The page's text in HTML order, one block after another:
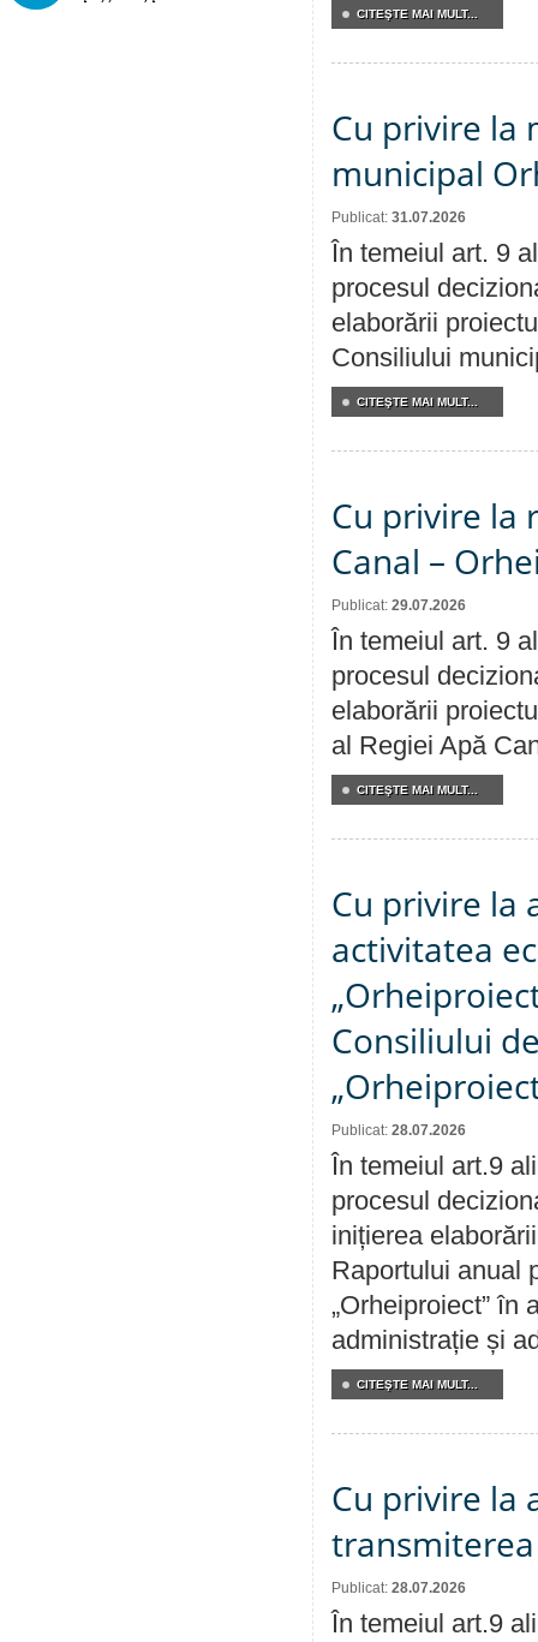
CITEŞTE MAI MULT...
Cu privire la
municipal
Publicat: 31.07.2026
În temeiul art. 9
procesul
elaborării
Consiliului
CITEŞTE MAI MULT...
Cu privire la
Canal –
Publicat: 29.07.2026
În temeiul art. 9
procesul
elaborării
al Regiei Apă
CITEŞTE MAI MULT...
Cu privire la
activitatea
Consiliului
Publicat: 28.07.2026
În temeiul art.9
procesul
inițierea
Raportului anual
„Orheiproiect” în
administrație și
CITEŞTE MAI MULT...
Cu privire la
Publicat: 28.07.2026
În temeiul art.9